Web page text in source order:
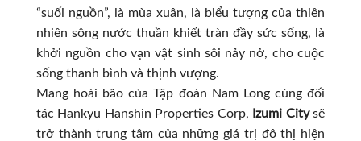
“suối nguồn”, là mùa xuân, là biểu tượng của thiên
nhiên sông nước thuần khiết tràn đầy sức sống, là
khởi nguồn cho vạn vật sinh sôi nảy nở, cho cuộc
sống thanh bình và thịnh vượng.
Mang hoài bão của Tập đoàn Nam Long cùng đối
tác Hankyu Hanshin Properties Corp, Izumi Citysẽ
trở thành trung tâm của những giá trị đô thị hiện